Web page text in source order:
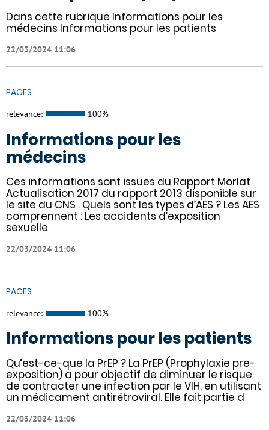
Dans cette rubrique Informations pour les
médecins Informations pour les patients
22/03/2024 11:06
PAGES
relevance: 100%
Informations pour les
médecins
Ces informations sont issues du Rapport Morlat
Actualisation 2017 du rapport 2013 disponible sur
le site du CNS . Quels sont les types d’AES ? Les AES
comprennent : Les accidents d’exposition
sexuelle
22/03/2024 11:06
PAGES
relevance: 100%
Informations pour les patients
Qu’est-ce-que la PrEP ? La PrEP (Prophylaxie pre-
exposition) a pour objectif de diminuer le risque
de contracter une infection par le VIH, en utilisant
un médicament antirétroviral. Elle fait partie d
22/03/2024 11:06